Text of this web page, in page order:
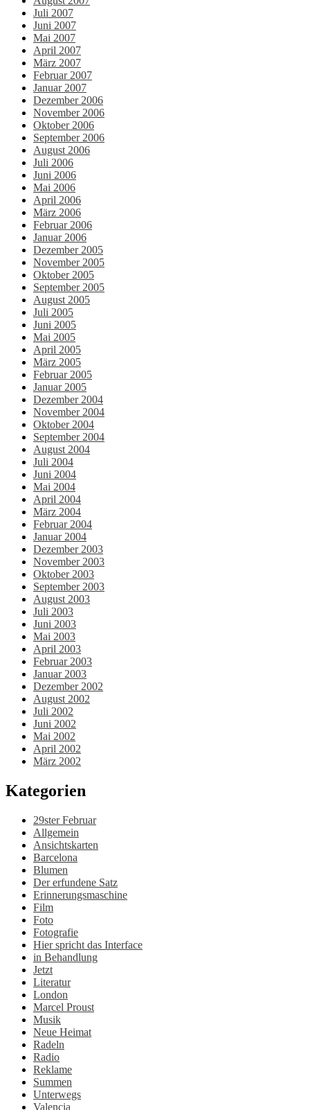
Juli 2007
Juni 2007
Mai 2007
April 2007
März 2007
Februar 2007
Januar 2007
Dezember 2006
November 2006
Oktober 2006
September 2006
August 2006
Juli 2006
Juni 2006
Mai 2006
April 2006
März 2006
Februar 2006
Januar 2006
Dezember 2005
November 2005
Oktober 2005
September 2005
August 2005
Juli 2005
Juni 2005
Mai 2005
April 2005
März 2005
Februar 2005
Januar 2005
Dezember 2004
November 2004
Oktober 2004
September 2004
August 2004
Juli 2004
Juni 2004
Mai 2004
April 2004
März 2004
Februar 2004
Januar 2004
Dezember 2003
November 2003
Oktober 2003
September 2003
August 2003
Juli 2003
Juni 2003
Mai 2003
April 2003
Februar 2003
Januar 2003
Dezember 2002
August 2002
Juli 2002
Juni 2002
Mai 2002
April 2002
März 2002
Kategorien
29ster Februar
Allgemein
Ansichtskarten
Barcelona
Blumen
Der erfundene Satz
Erinnerungsmaschine
Film
Foto
Fotografie
Hier spricht das Interface
in Behandlung
Jetzt
Literatur
London
Marcel Proust
Musik
Neue Heimat
Radeln
Radio
Reklame
Summen
Unterwegs
Valencia